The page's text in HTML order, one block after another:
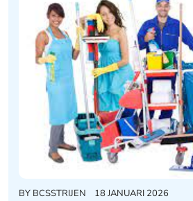
BY BCSSTRIJEN 18 JANUARI 2026